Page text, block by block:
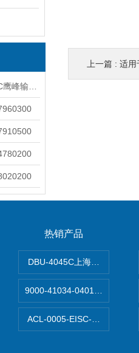
上一篇 : 适用
热销产品
DBU-4045C上海鹰峰制动单元
9000-41034-0401000穆尔
ACL-0005-EISC-E2M8C上